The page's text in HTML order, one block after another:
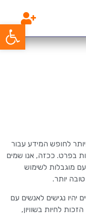
פתח
לחופש המידע עבור
בפרט. ככזה, אנו שמים
מוגבלות לשימוש
יותר.
יהיו נגישים לאנשים עם
לחיות בשוויון,